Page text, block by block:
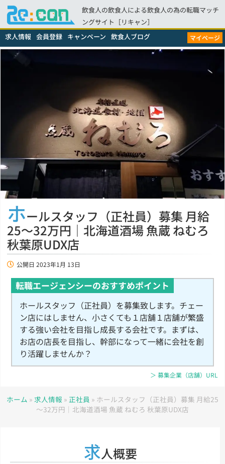
飲食人の飲食人による飲食人の為の転職マッチ
ングサイト［リキャン］
求人情報 会員登録 キャンペーン 飲食人ブログ マイページ
ホールスタッフ（正社員）募集 月給
25～32万円｜北海道酒場 魚蔵 ねむろ
秋葉原UDX店
公開日 2023年1月 13日
転職エージェンシーのおすすめポイント
ホールスタッフ（正社員）を募集致します。チェー
ン店にはしません、小さくても１店舗１店舗が繁盛
する強い会社を目指し成長する会社です。まずは、
お店の店長を目指し、幹部になって一緒に会社を創
り活躍しませんか？
＞ 募集企業（店舗）URL
ホーム » 求人情報 » 正社員 » ホールスタッフ（正社員）募集 月給25
～32万円｜北海道酒場 魚蔵 ねむろ 秋葉原UDX店
求人概要